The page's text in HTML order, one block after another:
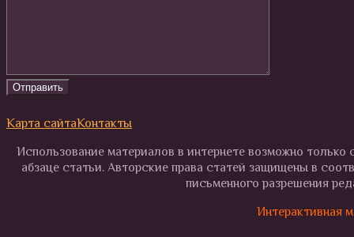
Карта сайтаКонтакты
Использование материалов в интернете возможно
абзаце статьи. Авторские права статей защищены в
письменного разрешения
Интерактивная